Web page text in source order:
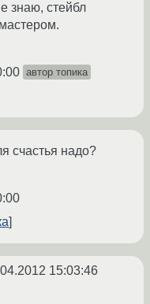
знаю, стейбл
автор топика
счастья надо?
15:03:46